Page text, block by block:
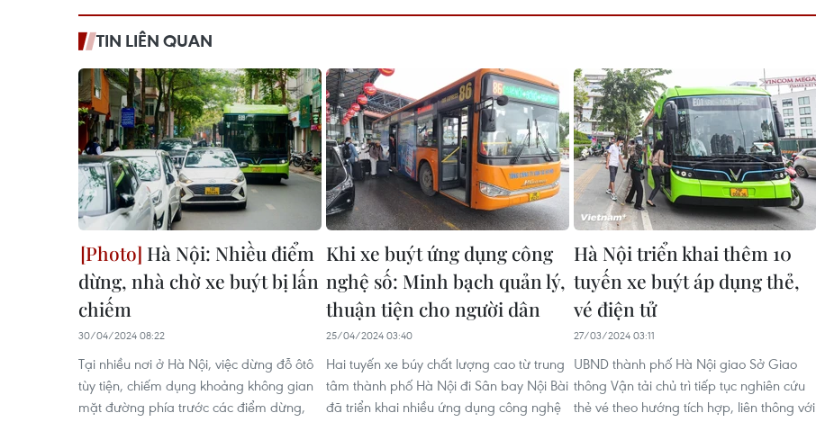
TIN LIÊN QUAN
Hà Nội: Nhiều điểm
dừng, nhà chờ xe buýt bị lấn
chiếm
30/04/2024 08:22
Tại nhiều nơi ở Hà Nội, việc dừng đỗ ôtô
tùy tiện, chiếm dụng khoảng không gian
mặt đường phía trước các điểm dừng,
Khi xe buýt ứng dụng công
nghệ số: Minh bạch quản lý,
thuận tiện cho người dân
25/04/2024 03:40
Hai tuyến xe búy chất lượng cao từ trung
tâm thành phố Hà Nội đi Sân bay Nội Bài
đã triển khai nhiều ứng dụng công nghệ
Hà Nội triển khai thêm 10
tuyến xe buýt áp dụng thẻ,
vé điện tử
27/03/2024 03:11
UBND thành phố Hà Nội giao Sở Giao
thông Vận tải chủ trì tiếp tục nghiên cứu
thẻ vé theo hướng tích hợp, liên thông với